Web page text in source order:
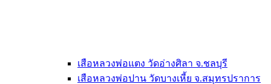
เสือหลวงพ่อแตง วัดอ่างศิลา จ.ชลบุรี
เสือหลวงพ่อปาน วัดบางเหี้ย จ.สมุทรปราการ